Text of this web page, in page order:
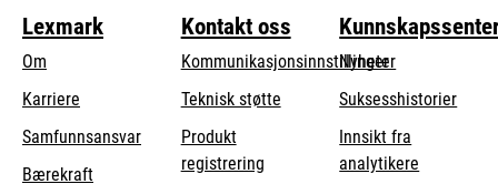
Lexmark
Om
Karriere
Samfunnsansvaropens
Bærekraft
Kontakt oss
Kommunikasjonsinnstillinger
Teknisk støtteopens
Produkt
registrering
Nyheter
Suksesshistorier
Innsikt fra
analytikere